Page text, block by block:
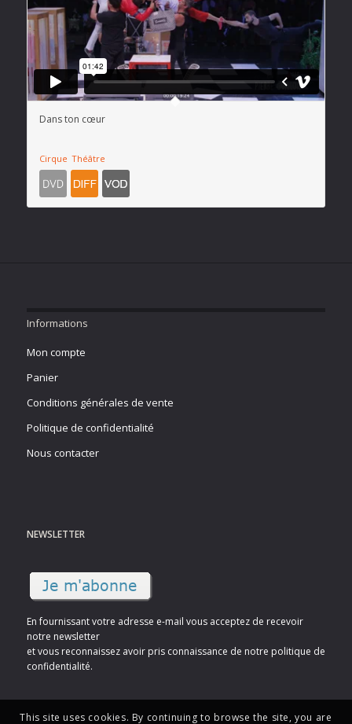
Dans ton cœur
Cirque Théâtre
Informations
Mon compte
Panier
Conditions générales de vente
Politique de confidentialité
Nous contacter
NEWSLETTER
En fournissant votre adresse e-mail vous acceptez de recevoir
notre newsletter
et vous reconnaissez avoir pris connaissance de notre politique de
confidentialité.
This site uses cookies. By continuing to browse the site, you are